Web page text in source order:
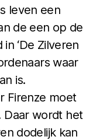
leven een
de een op de
‘De Zilveren
waar
is.
Firenze moet
Daar wordt het
dodelijk kan